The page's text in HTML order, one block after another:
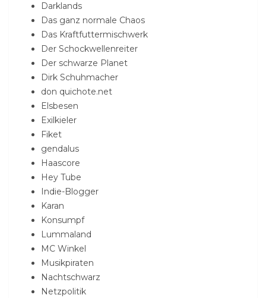
Darklands
Das ganz normale Chaos
Das Kraftfuttermischwerk
Der Schockwellenreiter
Der schwarze Planet
Dirk Schuhmacher
don quichote.net
Elsbesen
Exilkieler
Fiket
gendalus
Haascore
Hey Tube
Indie-Blogger
Karan
Konsumpf
Lummaland
MC Winkel
Musikpiraten
Nachtschwarz
Netzpolitik